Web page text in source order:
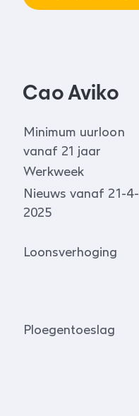
Cao Aviko
Minimum uurloon
vanaf 21 jaar
Werkweek
Nieuws vanaf 21-4-
2025
Loonsverhoging
Ploegentoeslag